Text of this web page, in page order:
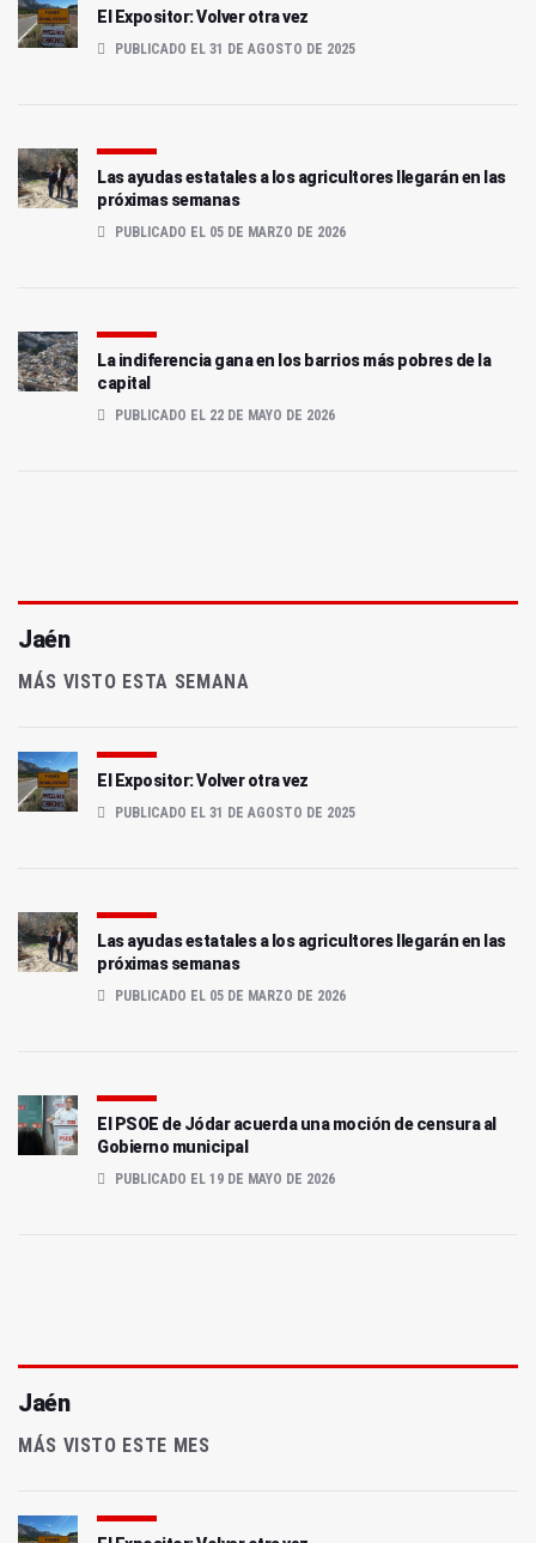
El Expositor: Volver otra vez
PUBLICADO EL 31 DE AGOSTO DE 2025
Las ayudas estatales a los agricultores llegarán en las
próximas semanas
PUBLICADO EL 05 DE MARZO DE 2026
La indiferencia gana en los barrios más pobres de la
capital
PUBLICADO EL 22 DE MAYO DE 2026
Jaén
MÁS VISTO ESTA SEMANA
El Expositor: Volver otra vez
PUBLICADO EL 31 DE AGOSTO DE 2025
Las ayudas estatales a los agricultores llegarán en las
próximas semanas
PUBLICADO EL 05 DE MARZO DE 2026
El PSOE de Jódar acuerda una moción de censura al
Gobierno municipal
PUBLICADO EL 19 DE MAYO DE 2026
Jaén
MÁS VISTO ESTE MES